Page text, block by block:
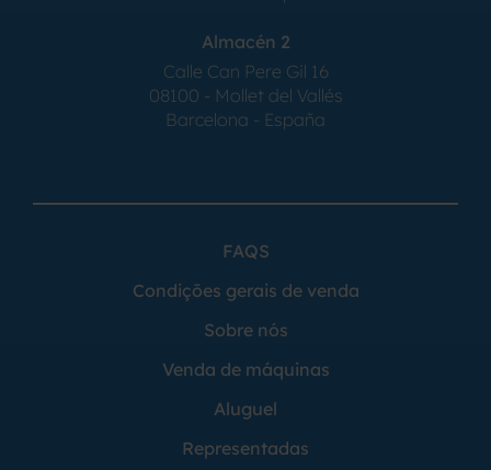
Almacén 2
Calle Can Pere Gil 16
08100 - Mollet del Vallés
Barcelona - España
FAQS
Condições gerais de venda
Sobre nós
Venda de máquinas
Aluguel
Representadas